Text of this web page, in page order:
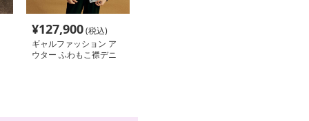
¥127,900(税込)
ギャルファッション ア
ウター ふわもこ襟デニ